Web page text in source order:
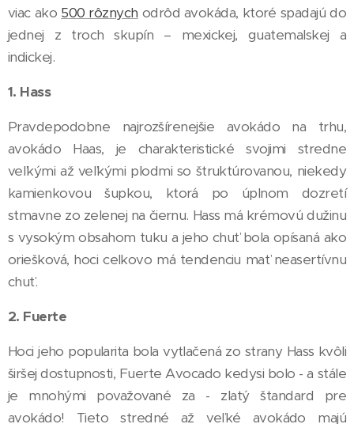
viac ako 500 rôznych odrôd avokáda, ktoré spadajú do
jednej z troch skupín – mexickej, guatemalskej a
indickej.
1. Hass
Pravdepodobne najrozšírenejšie avokádo na trhu,
avokádo Haas, je charakteristické svojimi stredne
veľkými až veľkými plodmi so štruktúrovanou, niekedy
kamienkovou šupkou, ktorá po úplnom dozretí
stmavne zo zelenej na čiernu. Hass má krémovú dužinu
s vysokým obsahom tuku a jeho chuť bola opísaná ako
oriešková, hoci celkovo má tendenciu mať neasertívnu
chuť.
2. Fuerte
Hoci jeho popularita bola vytlačená zo strany Hass kvôli
širšej dostupnosti, Fuerte Avocado kedysi bolo - a stále
je mnohými považované za - zlatý štandard pre
avokádo! Tieto stredné až veľké avokádo majú